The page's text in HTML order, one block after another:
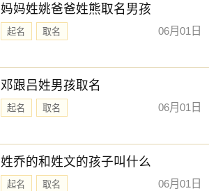
妈妈姓姚爸爸姓熊取名男孩
起名 取名 06月01日
邓跟吕姓男孩取名
起名 取名 06月01日
姓乔的和姓文的孩子叫什么
起名 取名 06月01日